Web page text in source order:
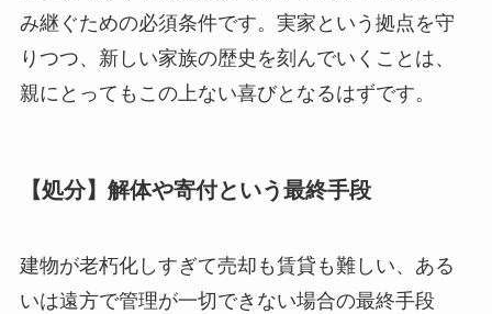
み継ぐための必須条件です。実家という拠点を守
りつつ、新しい家族の歴史を刻んでいくことは、
親にとってもこの上ない喜びとなるはずです。
【処分】解体や寄付という最終手段
建物が老朽化しすぎて売却も賃貸も難しい、ある
いは遠方で管理が一切できない場合の最終手段